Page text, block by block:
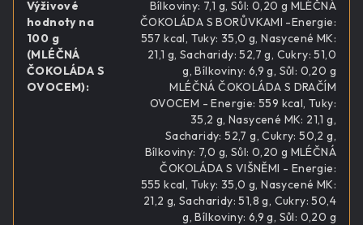
Výživové
hodnoty na
100 g
(MLÉČNÁ
ČOKOLÁDA S
OVOCEM):
Bílkoviny: 7,1 g, Sůl: 0,20 g MLÉČNÁ
ČOKOLÁDA S BORŮVKAMI -Energie:
557 kcal, Tuky: 35,0 g, Nasycené MK:
21,1 g, Sacharidy: 52,7 g, Cukry: 51,0
g, Bílkoviny: 6,9 g, Sůl: 0,20 g
MLÉČNÁ ČOKOLÁDA S DRAČÍM
OVOCEM - Energie: 559 kcal, Tuky:
35,2 g, Nasycené MK: 21,1 g,
Sacharidy: 52,7 g, Cukry: 50,2 g,
Bílkoviny: 7,0 g, Sůl: 0,20 g MLÉČNÁ
ČOKOLÁDA S VIŠNĚMI - Energie:
555 kcal, Tuky: 35,0 g, Nasycené MK:
21,2 g, Sacharidy: 51,8 g, Cukry: 50,4
g, Bílkoviny: 6,9 g, Sůl: 0,20 g